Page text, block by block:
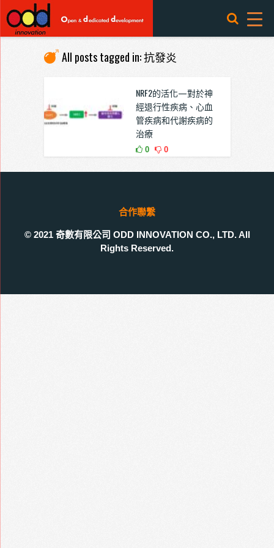
All posts tagged in: 抗發炎
NRF2的活化—對於神
經退行性疾病、心血
管疾病和代謝疾病的
治療
0 0
合作聯繫
© 2021 奇數有限公司 ODD INNOVATION CO., LTD. All
Rights Reserved.